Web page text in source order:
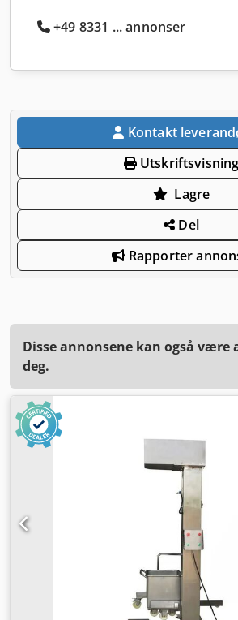
+49 8331 ... annonser
Kontakt
Utskriftsvisning
Lagre
Del
Rapporter
Disse annonsene kan også være
deg.